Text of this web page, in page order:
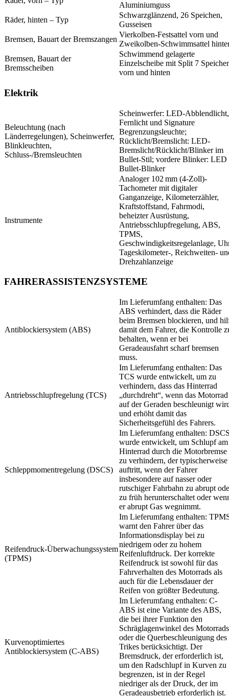
Aluminiumguss
Räder, hinten – Typ
Schwarzglänzend, 26 Speichen,
Gusseisen
Bremsen, Bauart der Bremszangen
Vierkolben-Festsattel vorn und
Zweikolben-Schwimmsattel
Bremsen, Bauart der
Bremsscheiben
Schwimmend gelagerte
Einzelscheibe mit Split 7
vorn und hinten
Elektrik
Beleuchtung (nach
Länderregelungen), Scheinwerfer,
Blinkleuchten,
Schluss-/Bremsleuchten
Scheinwerfer: LED-Abblendlicht,
Fernlicht und Signature
Begrenzungsleuchte;
Rücklicht/Bremslicht: LED-
Bremslicht/Rücklicht/Blinker im
Bullet-Stil; vordere Blinker: LED
Bullet-Blinker
Instrumente
Analoger 102 mm (4-Zoll)-
Tachometer mit digitaler
Ganganzeige, Kilometerzähler,
Kraftstoffstand, Fahrmodi,
beheizter Ausrüstung,
Antriebsschlupfregelung, ABS,
TPMS,
Geschwindigkeitsregelanlage,
Tageskilometer-, Reichweiten-
Drehzahlanzeige
FAHRERASSISTENZSYSTEME
Antiblockiersystem (ABS)
Im Lieferumfang enthalten: Das
ABS verhindert, dass die Räder
beim Bremsen blockieren, und
damit dem Fahrer, die Kontrolle
behalten, wenn er bei
Geradeausfahrt scharf bremsen
muss.
Antriebsschlupfregelung (TCS)
Im Lieferumfang enthalten: Das
TCS wurde entwickelt, um zu
verhindern, dass das Hinterrad
„durchdreht“, wenn das Motorrad
auf der Geraden beschleunigt
und erhöht damit das
Sicherheitsgefühl des Fahrers.
Schleppmomentregelung (DSCS)
Im Lieferumfang enthalten:
wurde entwickelt, um Schlupf am
Hinterrad durch die Motorbremse
zu verhindern, der typischerweise
auftritt, wenn der Fahrer
insbesondere auf nasser oder
rutschiger Fahrbahn zu abrupt
zu früh herunterschaltet oder
er abrupt Gas wegnimmt.
Reifendruck-Überwachungssystem
(TPMS)
Im Lieferumfang enthalten:
warnt den Fahrer über das
Informationsdisplay bei zu
niedrigem oder zu hohem
Reifenluftdruck. Der korrekte
Reifendruck ist sowohl für das
Fahrverhalten des Motorrads als
auch für die Lebensdauer der
Reifen von größter Bedeutung.
Kurvenoptimiertes
Antiblockiersystem (C-ABS)
Im Lieferumfang enthalten: C-
ABS ist eine Variante des ABS,
die bei ihrer Funktion den
Schräglagenwinkel des Motorrads
oder die Querbeschleunigung des
Trikes berücksichtigt. Der
Bremsdruck, der erforderlich ist,
um den Radschlupf in Kurven zu
begrenzen, ist in der Regel
niedriger als der Druck, der im
Geradeausbetrieb erforderlich ist.